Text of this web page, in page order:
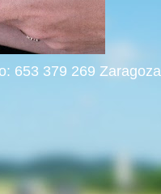
653 379 269 Zaragoza